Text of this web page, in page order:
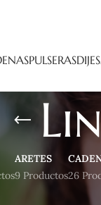
PULSERASDIJES
ARETES
9 Productos26